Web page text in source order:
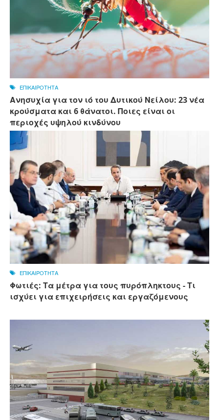
ΕΠΙΚΑΙΡΟΤΗΤΑ
Ανησυχία για τον ιό του Δυτικού Νείλου: 23 νέα
κρούσματα και 6 θάνατοι. Ποιες είναι οι
περιοχές υψηλού κινδύνου
ΕΠΙΚΑΙΡΟΤΗΤΑ
Φωτιές: Τα μέτρα για τους πυρόπληκτους - Τι
ισχύει για επιχειρήσεις και εργαζόμενους